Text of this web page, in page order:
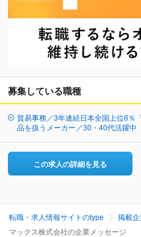
募集している職種
貿易事務／3年連続日本全国上位8％
品を扱うメーカー／30・40代活躍中
この求人の詳細を見る
転職・求人情報サイトのtype 掲載
マックス株式会社の企業メッセージ